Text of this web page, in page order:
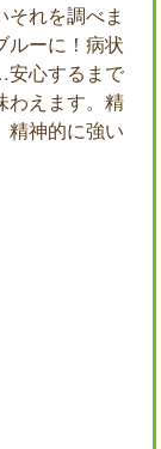
れを調べま
ルーに！病状
安心するまで
わえます。精
精神的に強い